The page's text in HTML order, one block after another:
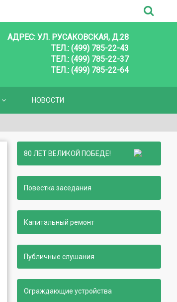
АДРЕС: УЛ. РУСАКОВСКАЯ, Д.28
ТЕЛ.: (499) 785-22-43
ТЕЛ.: (499) 785-22-37
ТЕЛ.: (499) 785-22-64
НОВОСТИ
80 ЛЕТ ВЕЛИКОЙ ПОБЕДЕ!
Повестка заседания
Капитальный ремонт
Публичные слушания
Ограждающие устройства